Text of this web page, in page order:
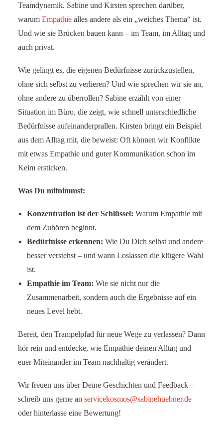
Teamdynamik. Sabine und Kirsten sprechen darüber,
warum Empathie alles andere als ein „weiches Thema“ ist.
Und wie sie Brücken bauen kann – im Team, im Alltag und
auch privat.
Wie gelingt es, die eigenen Bedürfnisse zurückzustellen,
ohne sich selbst zu verlieren? Und wie sprechen wir sie an,
ohne andere zu überrollen? Sabine erzählt von einer
Situation im Büro, die zeigt, wie schnell unterschiedliche
Bedürfnisse aufeinanderprallen. Kirsten bringt ein Beispiel
aus dem Alltag mit, die beweist: Oft können wir Konflikte
mit etwas Empathie und guter Kommunikation schon im
Keim ersticken.
Was Du mitnimmst:
Konzentration ist der Schlüssel: Warum Empathie mit
dem Zuhören beginnt.
Bedürfnisse erkennen: Wie Du Dich selbst und andere
besser verstehst – und wann Loslassen die klügere Wahl
ist.
Empathie im Team: Wie sie nicht nur die
Zusammenarbeit, sondern auch die Ergebnisse auf ein
neues Level hebt.
Bereit, den Trampelpfad für neue Wege zu verlassen? Dann
hör rein und entdecke, wie Empathie deinen Alltag und
euer Miteinander im Team nachhaltig verändert.
Wir freuen uns über Deine Geschichten und Feedback –
schreib uns gerne an servicekosmos@sabinehuebner.de
oder hinterlasse eine Bewertung!